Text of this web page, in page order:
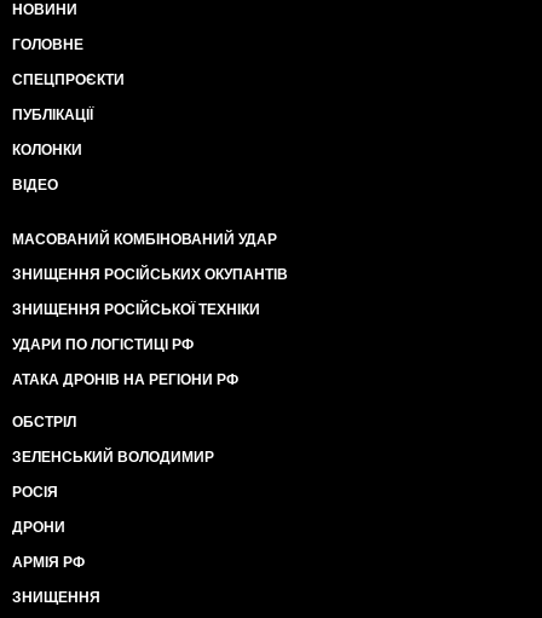
НОВИНИ
ГОЛОВНЕ
СПЕЦПРОЄКТИ
ПУБЛІКАЦІЇ
КОЛОНКИ
ВІДЕО
МАСОВАНИЙ КОМБІНОВАНИЙ УДАР
ЗНИЩЕННЯ РОСІЙСЬКИХ ОКУПАНТІВ
ЗНИЩЕННЯ РОСІЙСЬКОЇ ТЕХНІКИ
УДАРИ ПО ЛОГІСТИЦІ РФ
АТАКА ДРОНІВ НА РЕГІОНИ РФ
ОБСТРІЛ
ЗЕЛЕНСЬКИЙ ВОЛОДИМИР
РОСІЯ
ДРОНИ
АРМІЯ РФ
ЗНИЩЕННЯ